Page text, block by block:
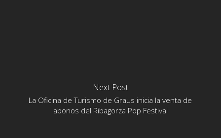
Next Post
La Oficina de Turismo de Graus inicia la venta de
abonos del Ribagorza Pop Festival